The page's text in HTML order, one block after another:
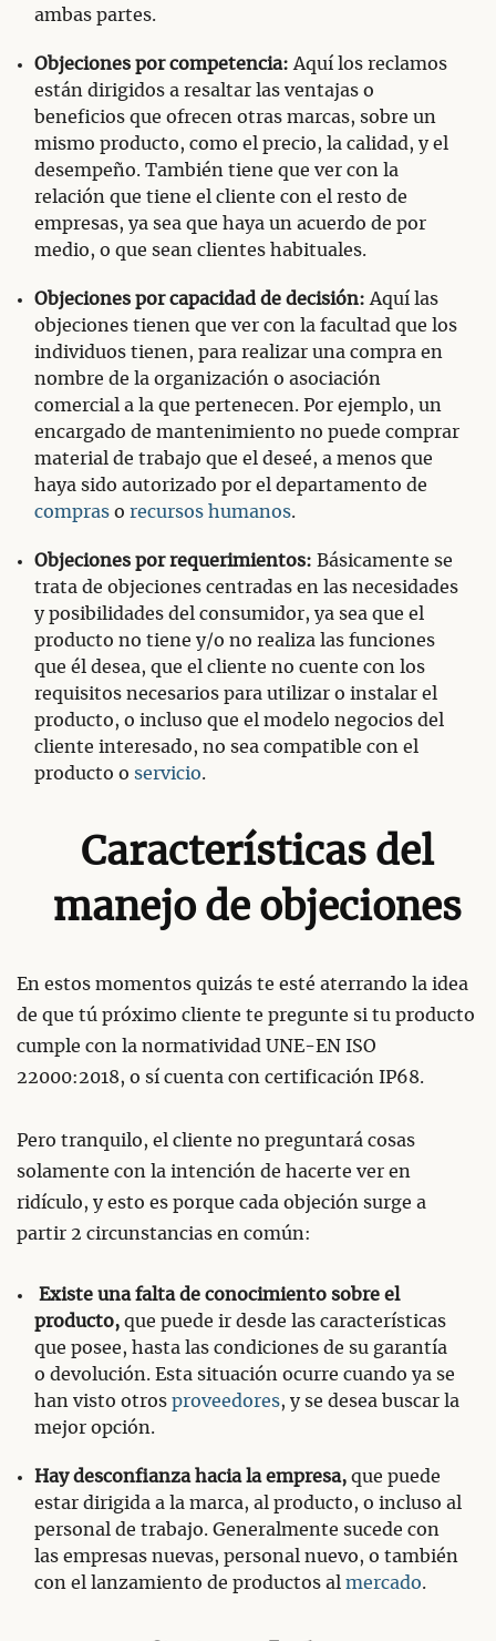
ambas partes.
Objeciones por competencia:Aquí los reclamos
están dirigidos a resaltar las ventajas o
beneficios que ofrecen otras marcas, sobre un
mismo producto, como el precio, la calidad, y el
desempeño. También tiene que ver con la
relación que tiene el cliente con el resto de
empresas, ya sea que haya un acuerdo de por
medio, o que sean clientes habituales.
Objeciones por capacidad de decisión: Aquí las
objeciones tienen que ver con la facultad que los
individuos tienen, para realizar una compra en
nombre de la organización o asociación
comercial a la que pertenecen. Por ejemplo, un
encargado de mantenimiento no puede comprar
material de trabajo que el deseé, a menos que
haya sido autorizado por el departamento de
compras o recursos humanos.
Objeciones por requerimientos: Básicamente se
trata de objeciones centradas en las necesidades
y posibilidades del consumidor, ya sea que el
producto no tiene y/o no realiza las funciones
que él desea, que el cliente no cuente con los
requisitos necesarios para utilizar o instalar el
producto, o incluso que el modelo negocios del
cliente interesado, no sea compatible con el
producto o servicio.
Características del
manejo de objeciones
En estos momentos quizás te esté aterrando la idea
de que tú próximo cliente te pregunte si tu producto
cumple con la normatividad UNE-EN ISO
22000:2018, o sí cuenta con certificación IP68.
Pero tranquilo, el cliente no preguntará cosas
solamente con la intención de hacerte ver en
ridículo, y esto es porque cada objeción surge a
partir 2 circunstancias en común:
Existe una falta de conocimiento sobre el
producto, que puede ir desde las características
que posee, hasta las condiciones de su garantía
o devolución. Esta situación ocurre cuando ya se
han visto otros proveedores, y se desea buscar la
mejor opción.
Hay desconfianza hacia la empresa, que puede
estar dirigida a la marca, al producto, o incluso al
personal de trabajo. Generalmente sucede con
las empresas nuevas, personal nuevo, o también
con el lanzamiento de productos al mercado.